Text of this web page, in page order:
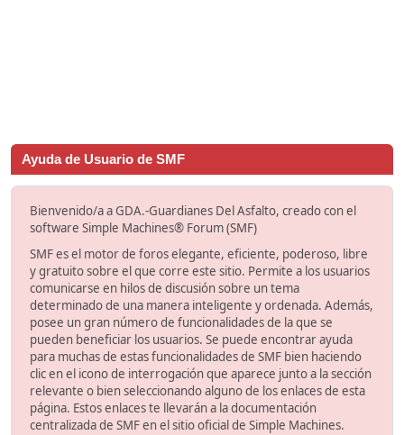
Ayuda de Usuario de SMF
Bienvenido/a a GDA.-Guardianes Del Asfalto, creado con el
software Simple Machines® Forum (SMF)
SMF es el motor de foros elegante, eficiente, poderoso, libre
y gratuito sobre el que corre este sitio. Permite a los usuarios
comunicarse en hilos de discusión sobre un tema
determinado de una manera inteligente y ordenada. Además,
posee un gran número de funcionalidades de la que se
pueden beneficiar los usuarios. Se puede encontrar ayuda
para muchas de estas funcionalidades de SMF bien haciendo
clic en el icono de interrogación que aparece junto a la sección
relevante o bien seleccionando alguno de los enlaces de esta
página. Estos enlaces te llevarán a la documentación
centralizada de SMF en el sitio oficial de Simple Machines.